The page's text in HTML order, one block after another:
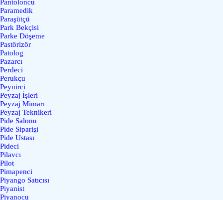
Pantoloncu
Paramedik
Paraşütçü
Park Bekçisi
Parke Döşeme
Pastörizör
Patolog
Pazarcı
Perdeci
Perukçu
Peynirci
Peyzaj İşleri
Peyzaj Mimarı
Peyzaj Teknikeri
Pide Salonu
Pide Siparişi
Pide Ustası
Pideci
Pilavcı
Pilot
Pimapenci
Piyango Satıcısı
Piyanist
Piyanocu